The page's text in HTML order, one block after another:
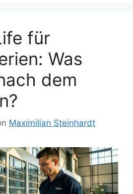
für
Was
dem
Maximilian Steinhardt